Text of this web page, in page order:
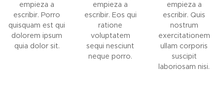
empieza a
escribir. Porro
quisquam est qui
dolorem ipsum
quia dolor sit.
empieza a
escribir. Eos qui
ratione
voluptatem
sequi nesciunt
neque porro.
empieza a
escribir. Quis
nostrum
exercitationem
ullam corporis
suscipit
laboriosam nisi.